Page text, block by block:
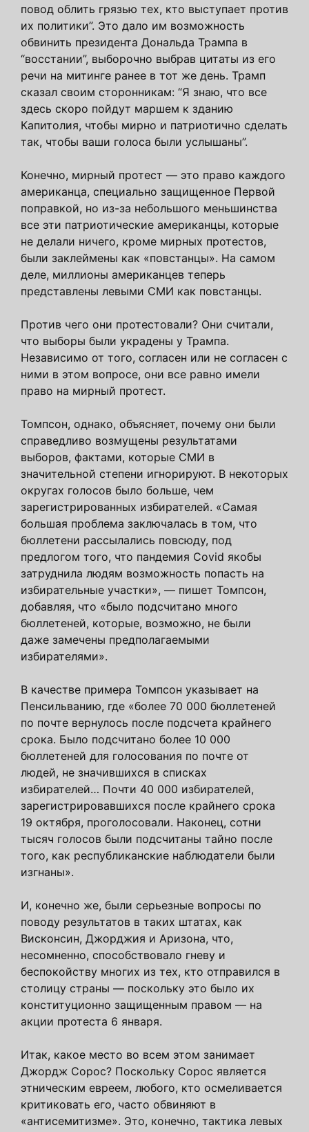
повод облить грязью тех, кто выступает против
их политики”. Это дало им возможность
обвинить президента Дональда Трампа в
“восстании”, выборочно выбрав цитаты из его
речи на митинге ранее в тот же день. Трамп
сказал своим сторонникам: “Я знаю, что все
здесь скоро пойдут маршем к зданию
Капитолия, чтобы мирно и патриотично сделать
так, чтобы ваши голоса были услышаны”.
Конечно, мирный протест — это право каждого
американца, специально защищенное Первой
поправкой, но из-за небольшого меньшинства
все эти патриотические американцы, которые
не делали ничего, кроме мирных протестов,
были заклеймены как «повстанцы». На самом
деле, миллионы американцев теперь
представлены левыми СМИ как повстанцы.
Против чего они протестовали? Они считали,
что выборы были украдены у Трампа.
Независимо от того, согласен или не согласен с
ними в этом вопросе, они все равно имели
право на мирный протест.
Томпсон, однако, объясняет, почему они были
справедливо возмущены результатами
выборов, фактами, которые СМИ в
значительной степени игнорируют. В некоторых
округах голосов было больше, чем
зарегистрированных избирателей. «Самая
большая проблема заключалась в том, что
бюллетени рассылались повсюду, под
предлогом того, что пандемия Covid якобы
затруднила людям возможность попасть на
избирательные участки», — пишет Томпсон,
добавляя, что «было подсчитано много
бюллетеней, которые, возможно, не были
даже замечены предполагаемыми
избирателями».
В качестве примера Томпсон указывает на
Пенсильванию, где «более 70 000 бюллетеней
по почте вернулось после подсчета крайнего
срока. Было подсчитано более 10 000
бюллетеней для голосования по почте от
людей, не значившихся в списках
избирателей… Почти 40 000 избирателей,
зарегистрировавшихся после крайнего срока
19 октября, проголосовали. Наконец, сотни
тысяч голосов были подсчитаны тайно после
того, как республиканские наблюдатели были
изгнаны».
И, конечно же, были серьезные вопросы по
поводу результатов в таких штатах, как
Висконсин, Джорджия и Аризона, что,
несомненно, способствовало гневу и
беспокойству многих из тех, кто отправился в
столицу страны — поскольку это было их
конституционно защищенным правом — на
акции протеста 6 января.
Итак, какое место во всем этом занимает
Джордж Сорос? Поскольку Сорос является
этническим евреем, любого, кто осмеливается
критиковать его, часто обвиняют в
«антисемитизме». Это, конечно, тактика левых